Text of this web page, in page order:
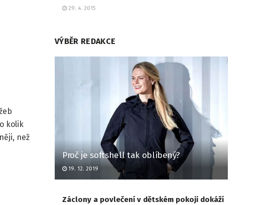
kolik
než
29. 4. 2015
VÝBĚR REDAKCE
Proč je softshell tak oblíbený?
19. 12. 2019
Záclony a povlečení v dětském pokoji dokáží